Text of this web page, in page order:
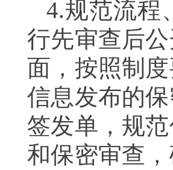
4.规范流程
行先审查后
面，按照制
信息发布的
签发单，规
和保密审查